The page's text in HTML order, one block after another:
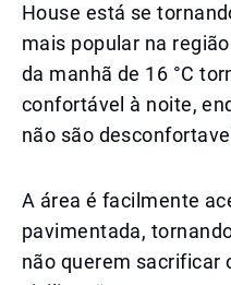
House está se
mais popular na
da manhã de 16 °C
confortável à noite,
não são
A área é facilmente
pavimentada,
não querem sacrificar